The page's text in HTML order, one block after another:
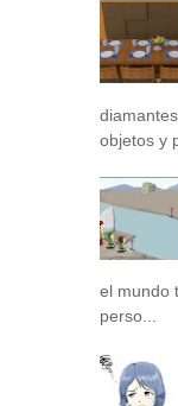
objetos y
el mundo
perso...